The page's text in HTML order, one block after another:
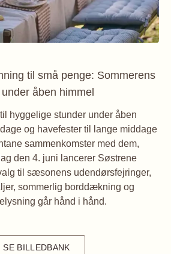
til små penge: Sommerens
åben himmel
hyggelige stunder under åben
og havefester til lange middage
sammenkomster med dem,
den 4. juni lancerer Søstrene
til sæsonens udendørsfejringer,
sommerlig borddækning og
går hånd i hånd.
SE BILLEDBANK